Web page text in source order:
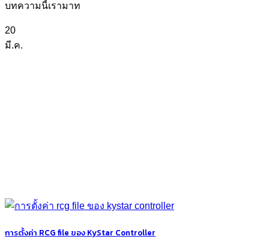
บทความนี้เรามาท
20
มี.ค.
การตั้งค่า RCG file ของ KyStar Controller